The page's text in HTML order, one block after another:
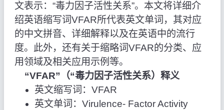
文表示：“毒力因子活性关系”。本文将详细介
绍英语缩写词VFAR所代表英文单词，其对应
的中文拼音、详细解释以及在英语中的流行
度。此外，还有关于缩略词VFAR的分类、应
用领域及相关应用示例等。
“VFAR”（“毒力因子活性关系）释义
英文缩写词：VFAR
英文单词：Virulence- Factor Activity